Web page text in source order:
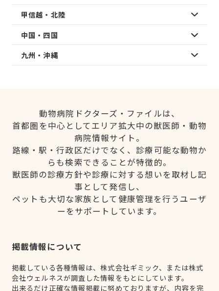
甲信越・北陸
中国・四国
九州・沖縄
動物病院ドクターズ・ファイルは、
首都圏を中心としてエリア拡大中の獣医師・動物
病院情報サイト。
路線・駅・行政区だけでなく、診療可能な動物か
らも検索できることが特徴的。
獣医師の診療方針や診療に対する想いを取材し記
事として発信し、
ペットも大切な家族として健康管理を行うユーザ
ーをサポートしています。
掲載情報について
掲載している各種情報は、株式会社ギミック、または株式
会社ウェルネスが調査した情報をもとにしています。
出来るだけ正確な情報掲載に努めておりますが、内容を完